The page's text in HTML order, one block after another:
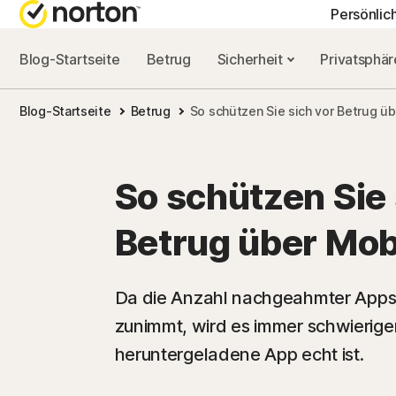
ALL-IN-ONE-
Norton 360
Norton 360 Deluxe
Norton 360
Alle Produkte
NORTON-BLOG
Blog-Startseite Betrug Sicherheit
Blog-Startseite Betrug So schützen Sie sich vor Betrug
So schützen
Betrug über
Da die Anzahl nachgeahmter
zunimmt, wird es immer
heruntergeladene App echt ist.